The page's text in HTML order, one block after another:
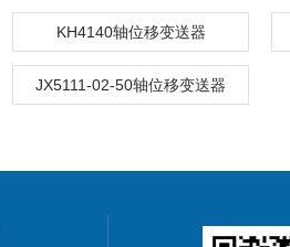
KH4140轴位移变送器
JX5111-02-50轴位移变送器